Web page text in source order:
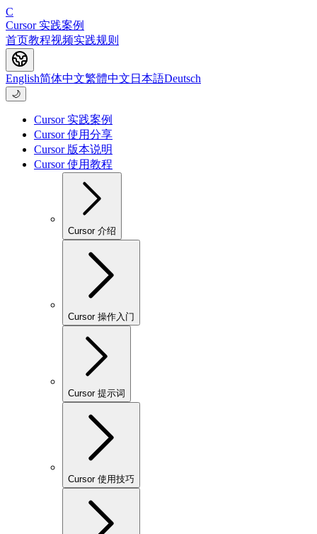
C
Cursor 实践案例
首页教程视频实践规则
English简体中文繁體中文 日本語Deutsch
🌙
Cursor 实践案例
Cursor 使用分享
Cursor 版本说明
Cursor 使用教程
Cursor 介绍
Cursor 操作入门
Cursor 提示词
Cursor 使用技巧